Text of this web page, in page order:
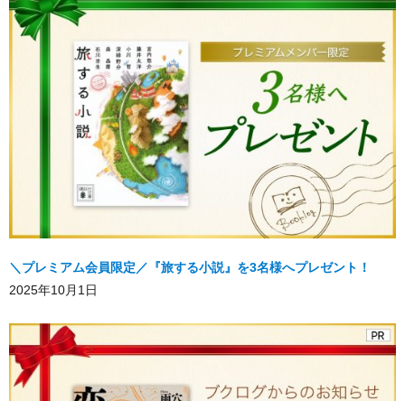
＼プレミアム会員限定／『旅する小説』を3名様へプレゼント！
2025年10月1日